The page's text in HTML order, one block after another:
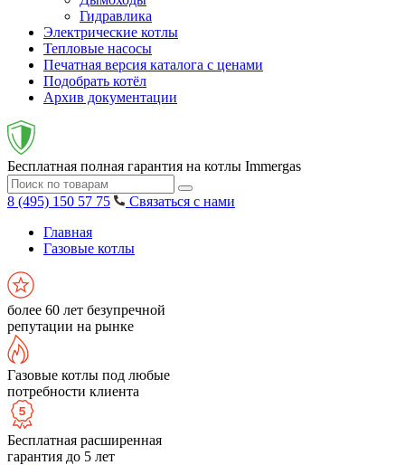
Гидравлика
Электрические котлы
Тепловые насосы
Печатная версия каталога с ценами
Подобрать котёл
Архив документации
Бесплатная полная гарантия на котлы Immergas
8 (495) 150 57 75
Связаться с нами
Главная
Газовые котлы
более 60 лет безупречной
репутации на рынке
Газовые котлы под любые
потребности клиента
Бесплатная расширенная
гарантия до 5 лет